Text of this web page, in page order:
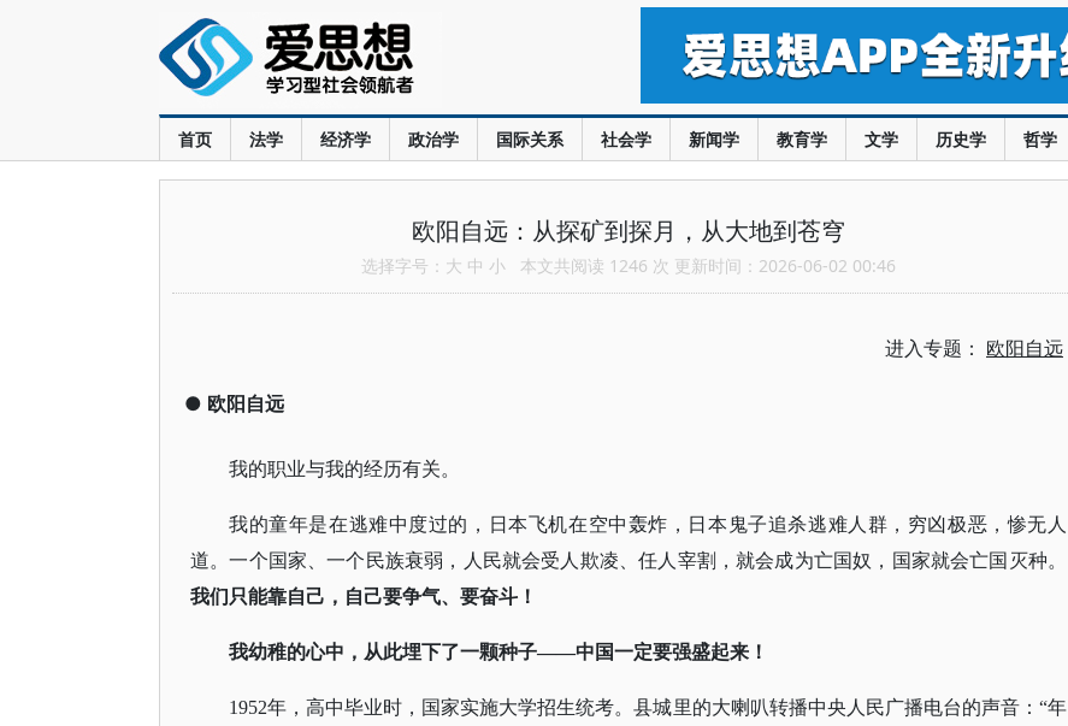
首页 法学 经济学 政治学 国际关系 社会学 新闻学 教育学 文学 历史学 哲学
欧阳自远：从探矿到探月，从大地到苍穹
选择字号： 大 中 小 本文共阅读 1246 次 更新时间：2026-06-02 00:46
进入专题： 欧阳自远
● 欧阳自远
我的职业与我的经历有关。
我的童年是在逃难中度过的，日本飞机在空中轰炸，日本鬼子追杀逃难人群，穷凶极恶，惨无人
道。一个国家、一个民族衰弱，人民就会受人欺凌、任人宰割，就会成为亡国奴，国家就会亡国灭种。
我们只能靠自己，自己要争气、要奋斗！
我幼稚的心中，从此埋下了一颗种子——中国一定要强盛起来！
1952年，高中毕业时，国家实施大学招生统考。县城里的大喇叭转播中央人民广播电台的声音：“年